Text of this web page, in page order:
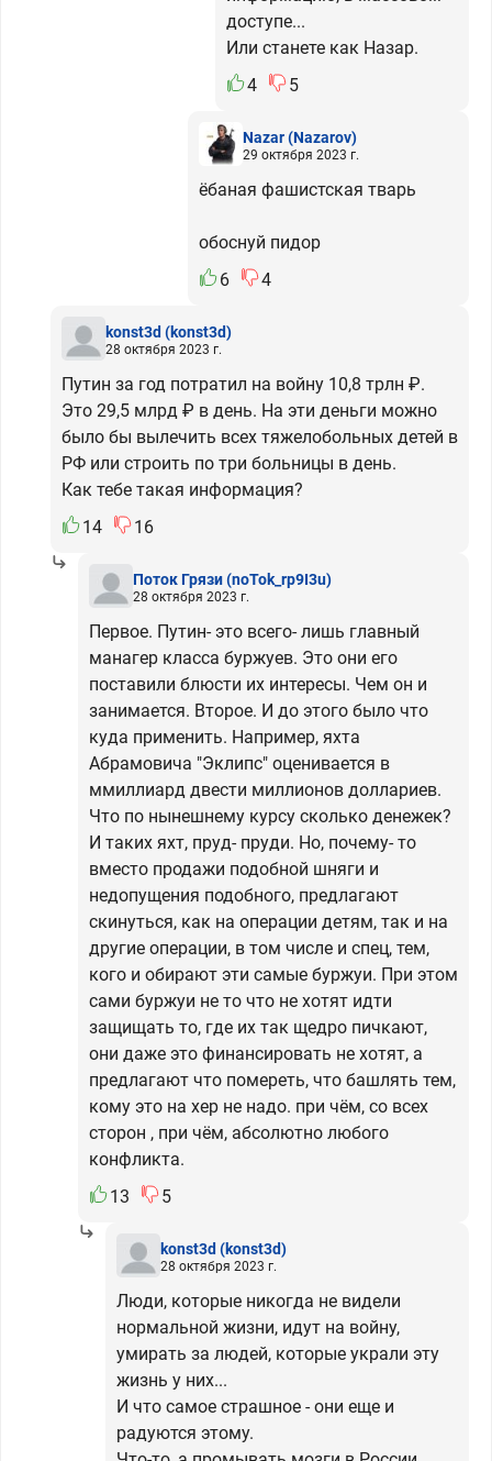
доступе...
Или станете как Назар.
4
5
Nazar(Nazarov)
29 октября 2023 г.
ёбаная фашистская тварь
обоснуй пидор
6
4
konst3d(konst3d)
28 октября 2023 г.
Путин за год потратил на войну 10,8 трлн ₽.
Это 29,5 млрд ₽ в день. На эти деньги можно
было бы вылечить всех тяжелобольных детей в
РФ или строить по три больницы в день.
Как тебе такая информация?
14
16
Поток Грязи(noTok_rp9I3u)
28 октября 2023 г.
Первое. Путин- это всего- лишь главный
манагер класса буржуев. Это они его
поставили блюсти их интересы. Чем он и
занимается. Второе. И до этого было что
куда применить. Например, яхта
Абрамовича "Эклипс" оценивается в
ммиллиард двести миллионов доллариев.
Что по нынешнему курсу сколько денежек?
И таких яхт, пруд- пруди. Но, почему- то
вместо продажи подобной шняги и
недопущения подобного, предлагают
скинуться, как на операции детям, так и на
другие операции, в том числе и спец, тем,
кого и обирают эти самые буржуи. При этом
сами буржуи не то что не хотят идти
защищать то, где их так щедро пичкают,
они даже это финансировать не хотят, а
предлагают что помереть, что башлять тем,
кому это на хер не надо. при чём, со всех
сторон , при чём, абсолютно любого
конфликта.
13
5
konst3d(konst3d)
28 октября 2023 г.
Люди, которые никогда не видели
нормальной жизни, идут на войну,
умирать за людей, которые украли эту
жизнь у них...
И что самое страшное - они еще и
радуются этому.